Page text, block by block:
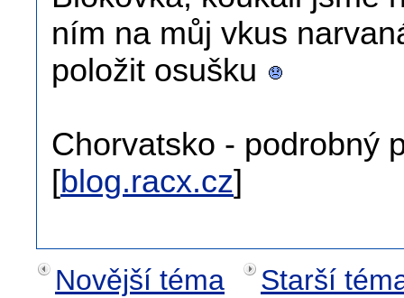
ním na můj vkus
položit osušku
Chorvatsko - podrobný
[blog.racx.cz]
Novější téma
Starší